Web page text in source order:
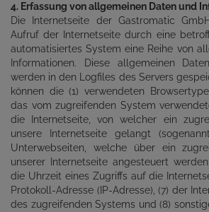
4. Erfassung von allgemeinen Daten und
Die Internetseite der Gastromatic
Aufruf der Internetseite durch eine
automatisiertes System eine Reihe von
Informationen. Diese allgemeinen
werden in den Logfiles des Servers
können die (1) verwendeten
das vom zugreifenden System
die Internetseite, von welcher ein
unsere Internetseite gelangt
Unterwebseiten, welche über ein
unserer Internetseite angesteuert
die Uhrzeit eines Zugriffs auf die
Protokoll-Adresse (IP-Adresse), (7) der
des zugreifenden Systems und (8)